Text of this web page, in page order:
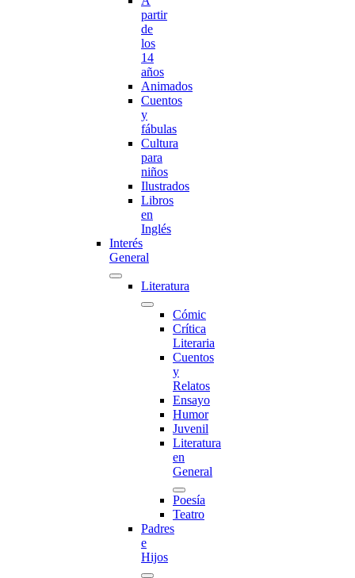
partir
de
los
14
años
Animados
Cuentos
y
fábulas
Cultura
para
niños
Ilustrados
Libros
en
Inglés
Interés
General
Literatura
Cómic
Crítica
Literaria
Cuentos
y
Relatos
Ensayo
Humor
Juvenil
Literatura
en
General
Poesía
Teatro
Padres
e
Hijos